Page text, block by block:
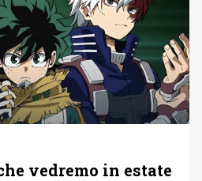
vedremo in estate